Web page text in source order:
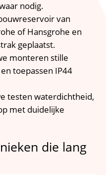
nodig.
van
of Hansgrohe en
geplaatst.
monteren stille
toepassen IP44
testen waterdichtheid,
met duidelijke
die lang